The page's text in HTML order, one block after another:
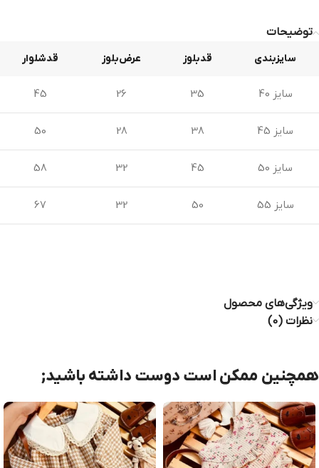
توضیحات
سایزبندی قدبلوز عرض‌بلوز قدشلوار
سایز 40 35
26
45
سایز 45 38
28
50
سایز 50 45
32
58
سایز 55 50
32
67
ویژگی‌های محصول
نظرات (0)
همچنین ممکن است دوست داشته باشید;